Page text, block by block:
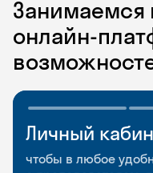
Занимаемся
онлайн-
Личный
чтобы в любое
Мобильное
приложение
Разговорные
и Talks